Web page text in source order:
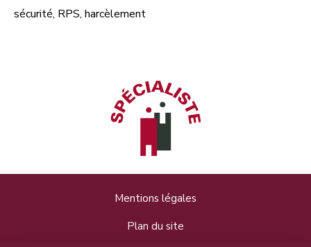
sécurité, RPS, harcèlement
Mentions légales
Plan du site